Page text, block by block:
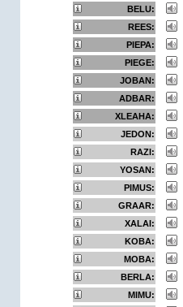
BELU:
REES:
PIEPA:
PIEGE:
JOBAN:
ADBAR:
XLEAHA:
JEDON:
RAZI:
YOSAN:
PIMUS:
GRAAR:
XALAI:
KOBA:
MOBA:
BERLA:
MIMU: